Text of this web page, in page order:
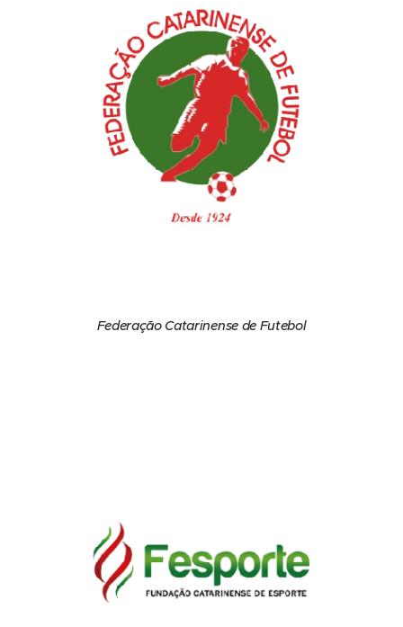
Federação Catarinense de Futebol